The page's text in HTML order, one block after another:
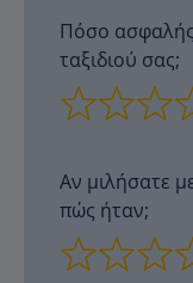
Πόσο ασφαλής
ταξιδιού σας;
Αν μιλήσατε
πώς ήταν;